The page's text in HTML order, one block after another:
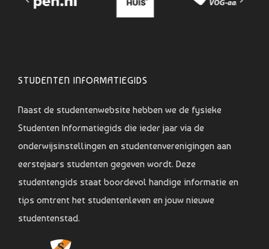
STUDENTEN INFORMATIEGIDS
Naast de studentenwebsite hebben we de fysieke
Studenten Informatiegids die ieder jaar via de
onderwijsinstellingen en studentenverenigingen aan
eerstejaars studenten gegeven wordt. Deze
studentengids staat boordevol handige informatie en
tips omtrent het studentenleven en jouw nieuwe
studentenstad.